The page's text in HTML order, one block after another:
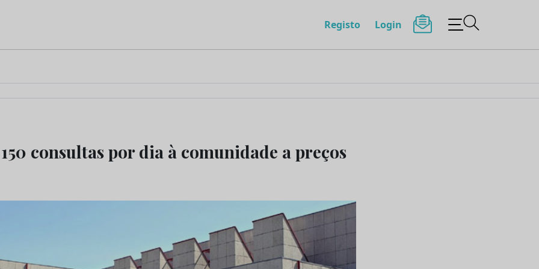
Registo Login
consultas por dia à comunidade a preços